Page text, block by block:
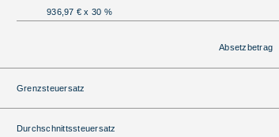
936,97 € x 30 %
Absetzbetrag
Grenzsteuersatz
Durchschnittssteuersatz